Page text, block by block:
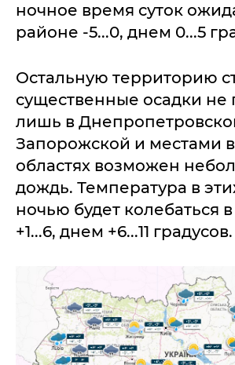
ночное время суток
районе -5...0, днем 0...5
Остальную территорию
существенные осадки не
лишь в
Запорожской и местами
областях возможен
дождь. Температура в
ночью будет колебаться
+1...6, днем +6...11 градусов.